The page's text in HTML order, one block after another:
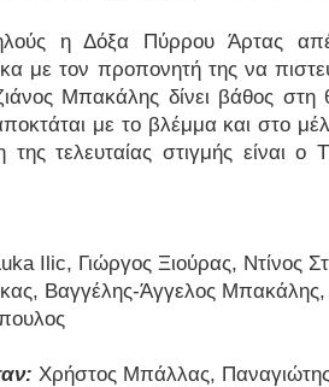
η Δόξα Πύρρου Άρτας
με τον προπονητή της να
Μπακάλης δίνει βάθος
με το βλέμμα και στο
της τελευταίας στιγμής είναι
Ilic, Γιώργος Ξιούρας, Ντίνος
Βαγγέλης-Άγγελος Μπακάλης,
Χρήστος Μπάλλας,